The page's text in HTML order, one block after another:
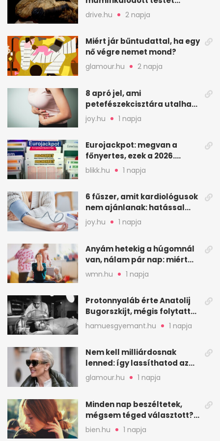
találtak egy váci templom
drive.hu 2 napja
Miért jár bűntudattal, ha egy
nő végre nemet mond?
glamour.hu 2 napja
8 apró jel, ami
petefészekcisztára utalhat
– mire figyelj
joy.hu 1 napja
Eurojackpot: megvan a
főnyertes, ezek a 2026.
augusztus 7-i számok
blikk.hu 1 napja
6 fűszer, amit kardiológusok
nem ajánlanak: hatással
lehet a vérnyomásra
joy.hu 1 napja
Anyám hetekig a húgomnál
van, nálam pár nap: miért
fáj ennyire?
wmn.hu 1 napja
Protonnyaláb érte Anatolij
Bugorszkijt, mégis folytatta
a munkát
hamuesgyemant.hu 1 napja
Nem kell milliárdosnak
lenned: így lassíthatod az
öregedést a biológus szerint
glamour.hu 1 napja
Minden nap beszéltetek,
mégsem téged választott?
Ez az érzelmi csapda
bien.hu 1 napja